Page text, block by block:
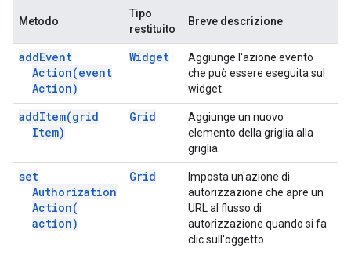
Metodo
Tipo
restituito
Breve descrizione
addEvent
Action(event
Action)
Widget
Aggiunge l'azione evento
che può essere eseguita sul
widget.
addItem(grid
Item)
Grid
Aggiunge un nuovo
elemento della griglia alla
griglia.
set
Authorization
Action(
action)
Grid
Imposta un'azione di
autorizzazione che apre un
URL al flusso di
autorizzazione quando si fa
clic sull'oggetto.